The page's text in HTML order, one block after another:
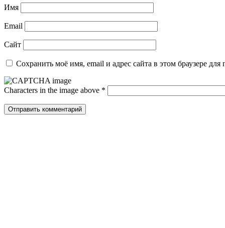
Имя
Email
Сайт
Сохранить моё имя, email и адрес сайта в этом браузере
Characters in the image above *